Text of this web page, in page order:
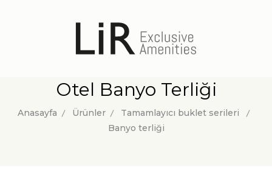
Otel Banyo Terliği
Anasayfa Ürünler
Tamamlayıcı buklet serileri
Banyo terliği